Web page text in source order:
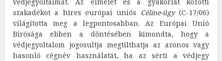
szakadékot a híres európai uniós Céline-ügy(C-17/06)
világította meg a legpontosabban. Az Európai Unió
Bírósága ebben a döntésében kimondta, hogy a
védjegyoltalom jogosultja megtilthatja az azonos vagy
hasonló cégnév használatát, ha az sérti a védjegy